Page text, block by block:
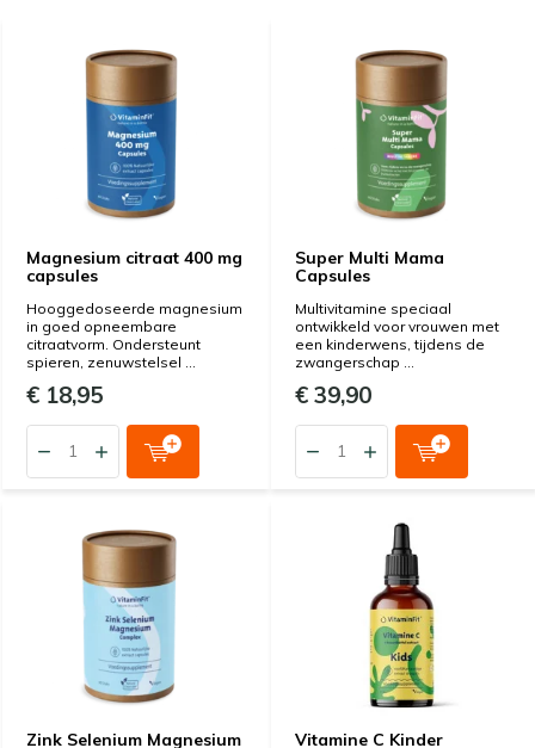
Magnesium citraat 400 mg
capsules
Hooggedoseerde magnesium
in goed opneembare
citraatvorm. Ondersteunt
spieren, zenuwstelsel ...
€ 18,95
Super Multi Mama
Capsules
Multivitamine speciaal
ontwikkeld voor vrouwen met
een kinderwens, tijdens de
zwangerschap ...
€ 39,90
Zink Selenium Magnesium
Vitamine C Kinder